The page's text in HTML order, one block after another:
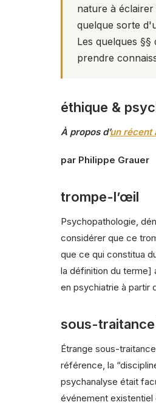
nature à
quelque sorte
Les quelques
prendre
éthique &
À propos d’un récent
par Philippe Grauer
trompe-l’œil
Psychopathologie,
considérer que ce
que ce qui constitua
la définition du terme]
en psychiatrie à partir
sous-
Étrange sous-
référence, la
psychanalyse était
événement existentiel